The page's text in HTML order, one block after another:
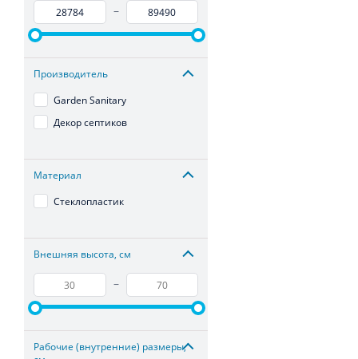
–
Производитель
Garden Sanitary
Декор септиков
Материал
Стеклопластик
Внешняя высота, см
–
Рабочие (внутренние) размеры,